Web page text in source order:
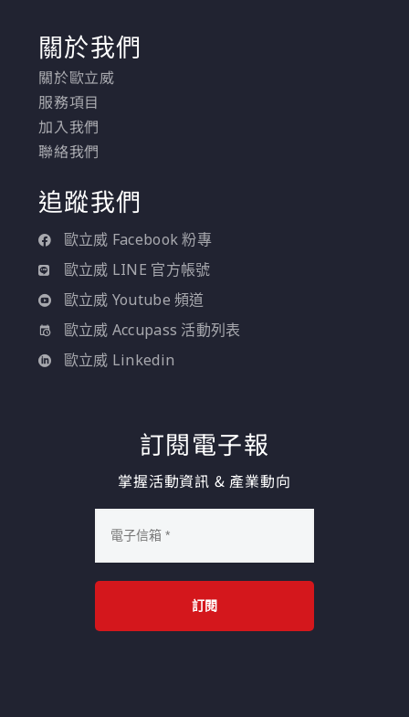
關於我們
關於歐立威
服務項目
加入我們
聯絡我們
追蹤我們
歐立威 Facebook 粉專
歐立威 LINE 官方帳號
歐立威 Youtube 頻道
歐立威 Accupass 活動列表
歐立威 Linkedin
訂閱電子報
掌握活動資訊 & 產業動向
訂閱